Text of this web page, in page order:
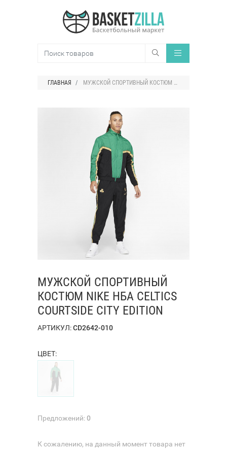
ГЛАВНАЯ МУЖСКОЙ СПОРТИВНЫЙ КОСТЮМ NIKE НБА CELTICS COURTSIDE CITY EDITION
МУЖСКОЙ СПОРТИВНЫЙ
КОСТЮМ NIKE НБА CELTICS
COURTSIDE CITY EDITION
АРТИКУЛ:CD2642-010
ЦВЕТ:
Предложений:0
К сожалению, на данный момент товара нет